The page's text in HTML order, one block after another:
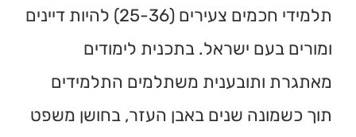
תלמידי חכמים צעירים (25-36) להיות דיינים
ומורים בעם ישראל. בתכנית לימודים
מאתגרת ותובענית משתלמים התלמידים
תוך כשמונה שנים באבן העזר, בחושן משפט